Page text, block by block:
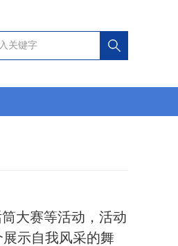
大赛等活动，活动
示自我风采的舞